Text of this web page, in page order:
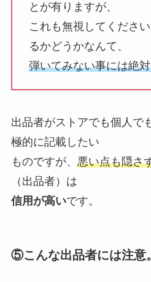
とが有りますが、
これも無視してくださ
るかどうかなんて、
弾いてみない事には絶
出品者がストアでも個人で
極的に記載したい
ものですが、 悪い点も隠さ
（出品者）は
信用が高いです。
⑤こんな出品者には注意。